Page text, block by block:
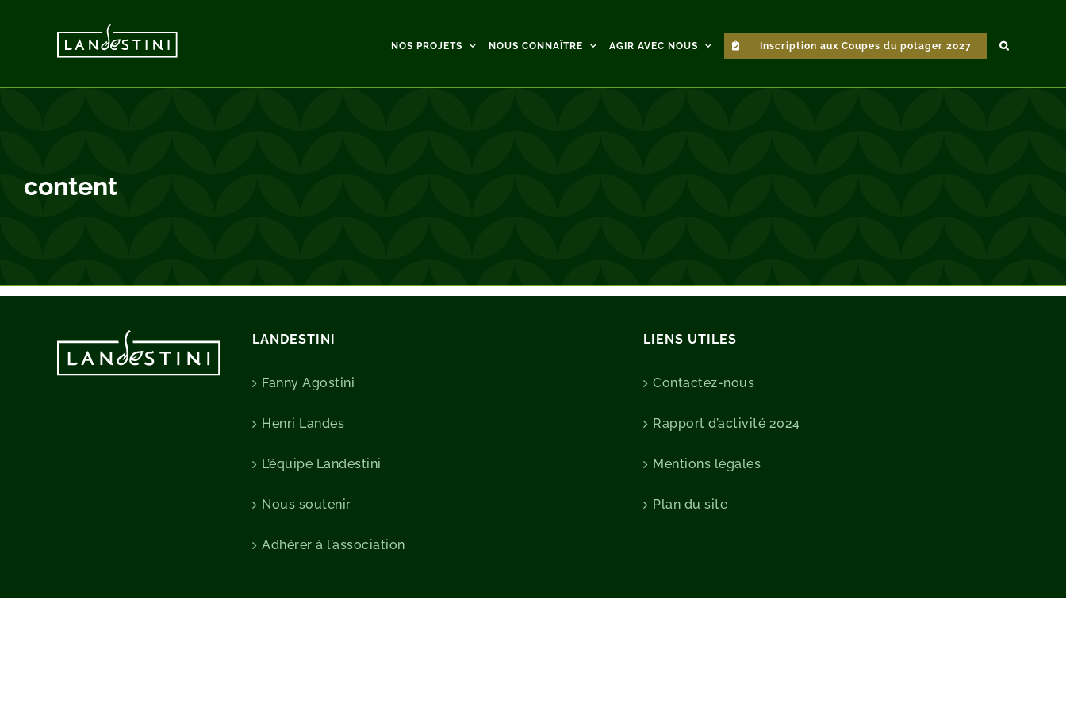
NOS PROJETS NOUS CONNAÎTRE AGIR AVEC NOUS Inscription aux Coupes du potager 2027
content
LANDESTINI
Fanny Agostini
Henri Landes
L’équipe Landestini
Nous soutenir
Adhérer à l’association
LIENS UTILES
Contactez-nous
Rapport d’activité 2024
Mentions légales
Plan du site